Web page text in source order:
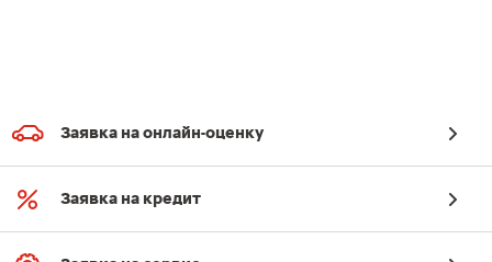
Заявка на онлайн-оценку
Заявка на кредит